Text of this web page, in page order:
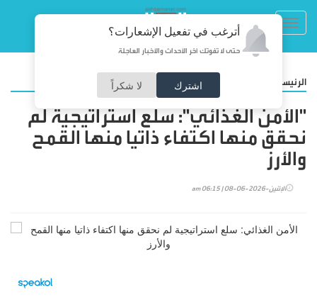
أترغب في تفعيل الإشعارات؟
حتى لا تفوتك آخر الأحداث والأخبار العاجلة
اشترك لا شكراً الرئيسية
"الأمن الغذائي": سلع استراتيجية لم
نحقق منها اكتفاء ذاتيا منها القمح
والأرز
الإثنين-2026-06-08 | 06:15 am